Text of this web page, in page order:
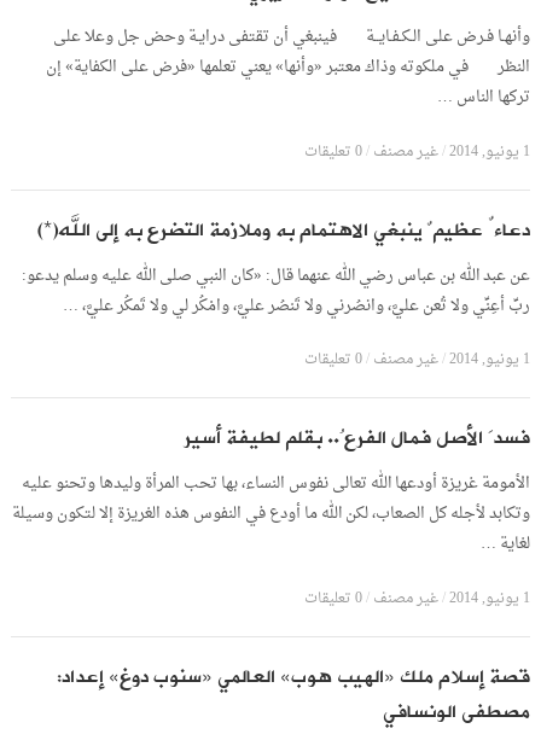
وأنهـا فـرض على الـكـفـايــة فينبغي أن تقتفى درايـة وحض جل وعلا على
النظر في ملكوته وذاك معتبر «وأنها» يعني تعلمها «فرض على الكفاية» إن
تركها الناس …
1 يونيو, 2014 /غير مصنف/0 تعليقات
دعاءٌ عظيمٌ ينبغي الاهتمام به وملازمة التضرع به إلى الله(*)
عن عبد الله بن عباس رضي الله عنهما قال: «كان النبي صلى الله عليه وسلم يدعو:
ربِّ أعِنِّي ولا تُعن عليَّ، وانصُرني ولا تَنصُر عليَّ، وامْكُر لي ولا تَمكُر عليَّ، …
1 يونيو, 2014 /غير مصنف/0 تعليقات
فسدَ الأصل فمال الفرعُ.. بقلم لطيفة أسير
الأمومة غريزة أودعها الله تعالى نفوس النساء، بها تحب المرأة وليدها وتحنو عليه
وتكابد لأجله كل الصعاب، لكن الله ما أودع في النفوس هذه الغريزة إلا لتكون وسيلة
لغاية …
1 يونيو, 2014 /غير مصنف/0 تعليقات
قصة إسلام ملك «الهيب هوب» العالمي «سنوب دوغ» إعداد:
مصطفى الونسافي